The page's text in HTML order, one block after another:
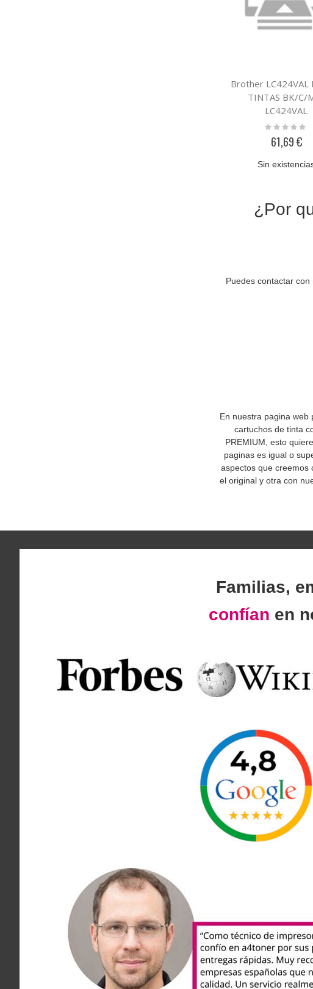
Brother LC424VAL
TINTAS BK/C/
LC424VAL
Rating:
61,69 €
Sin
¿Por
Puedes contactar
En nuestra pagina
cartuchos de tinta
PREMIUM, esto
paginas es igual o
aspectos que creemos
el original y otra con
Familias,
confían en